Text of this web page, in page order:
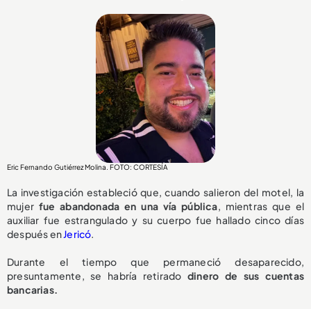
Eric Fernando Gutiérrez Molina. FOTO: CORTESÍA
La investigación estableció que, cuando salieron del motel, la
mujer fue abandonada en una vía pública , mientras que el
auxiliar fue estrangulado y su cuerpo fue hallado cinco días
después en Jericó
Durante el tiempo que permaneció desaparecido,
presuntamente, se habría retirado dinero de sus cuentas
bancarias.